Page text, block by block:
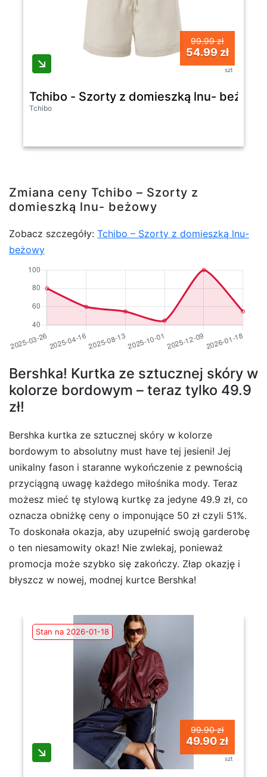
99.99 zł
54.99 zł
szt
Tchibo - Szorty z domieszką lnu- beżowy
Tchibo
Zmiana ceny Tchibo – Szorty z
domieszką lnu- beżowy
Zobacz szczegóły: Tchibo – Szorty z domieszką lnu-
beżowy
Bershka! Kurtka ze sztucznej skóry w
kolorze bordowym – teraz tylko 49.9
zł!
Bershka kurtka ze sztucznej skóry w kolorze
bordowym to absolutny must have tej jesieni! Jej
unikalny fason i staranne wykończenie z pewnością
przyciągną uwagę każdego miłośnika mody. Teraz
możesz mieć tę stylową kurtkę za jedyne 49.9 zł, co
oznacza obniżkę ceny o imponujące 50 zł czyli 51%.
To doskonała okazja, aby uzupełnić swoją garderobę
o ten niesamowity okaz! Nie zwlekaj, ponieważ
promocja może szybko się zakończy. Złap okazję i
błyszcz w nowej, modnej kurtce Bershka!
Stan na 2026-01-18
99.90 zł
49.90 zł
szt